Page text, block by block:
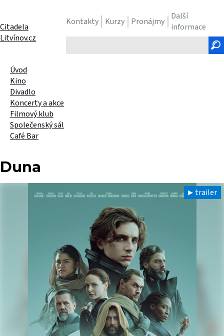
Kontakty Kurzy Pronájmy
Další
informace
text
Citadela
Litvínov.cz
Úvod
Kino
Divadlo
Koncerty a akce
Filmový klub
Společenský sál
Café Bar
Duna
trailer